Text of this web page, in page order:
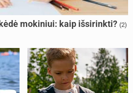
mokiniui: kaip išsirinkti? (2)